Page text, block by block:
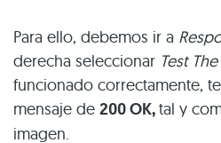
Para ello, debemos ir a
derecha seleccionar Test
funcionado correctamente,
mensaje de 200 OK,tal y
imagen.